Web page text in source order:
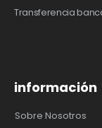
Transferencia
información
Sobre Nosotros